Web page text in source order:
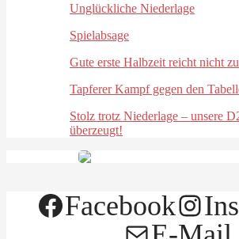
Unglückliche Niederlage
Spielabsage
Gute erste Halbzeit reicht nicht
Tapferer Kampf gegen den
Stolz trotz Niederlage – unsere
überzeugt!
Facebook